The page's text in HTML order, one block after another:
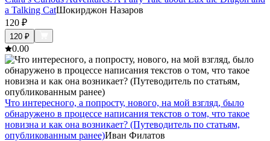
a Talking CatШокирджон Назаров
120 ₽
120 ₽
0.00
Что интересного, а попросту, нового, на мой взгляд, было
обнаружено в процессе написания текстов о том, что такое
новизна и как она возникает? (Путеводитель по статьям,
опубликованным ранее)Иван Филатов